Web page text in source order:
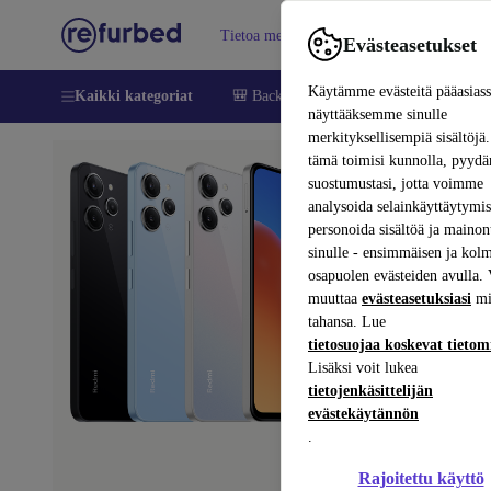
Evästeasetukset
Käytämme evästeitä
näyttääksemme sinulle
merkityksellisempiä
tämä toimisi kunnolla,
suostumustasi, jotta voimme
analysoida
personoida sisältöä ja
sinulle - ensimmäisen ja
osapuolen evästeiden avulla.
muuttaa evästeasetuksiasi
tahansa. Lue
tietosuojaa koskevat
Lisäksi voit lukea
tietojenkäsittelijän
evästekäytännön
.
Rajoitettu käyttö
Tietoa meistä Myy Apua
Kaikki kategoriat 🎒 Back to school Matkapuhelimet ja
Vaiheet 1/4
Tarkista,
Etukamera ja
Kaiuttimet ja